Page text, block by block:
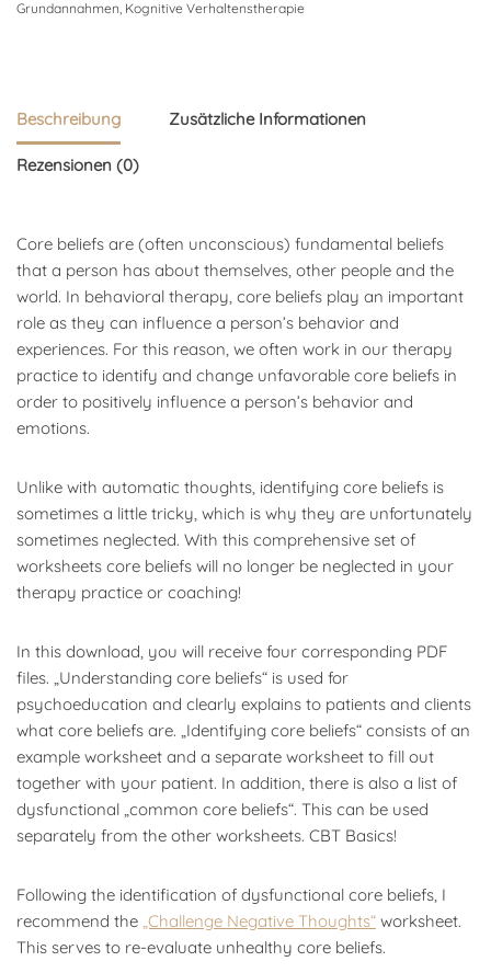
Grundannahmen Kognitive Verhaltenstherapie
Beschreibung Zusätzliche Informationen
Rezensionen (0)
Core beliefs are (often unconscious) fundamental beliefs
that a person has about themselves, other people and the
world. In behavioral therapy, core beliefs play an important
role as they can influence a person’s behavior and
experiences. For this reason, we often work in our therapy
practice to identify and change unfavorable core beliefs in
order to positively influence a person’s behavior and
emotions.
Unlike with automatic thoughts, identifying core beliefs is
sometimes a little tricky, which is why they are unfortunately
sometimes neglected. With this comprehensive set of
worksheets core beliefs will no longer be neglected in your
therapy practice or coaching!
In this download, you will receive four corresponding PDF
files. „Understanding core beliefs“ is used for
psychoeducation and clearly explains to patients and clients
what core beliefs are. „Identifying core beliefs“ consists of an
example worksheet and a separate worksheet to fill out
together with your patient. In addition, there is also a list of
dysfunctional „common core beliefs“. This can be used
separately from the other worksheets. CBT Basics!
Following the identification of dysfunctional core beliefs, I
recommend the „Challenge Negative Thoughts“ worksheet.
This serves to re-evaluate unhealthy core beliefs.